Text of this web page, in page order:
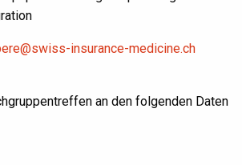
insurance-medicine.ch
an den folgenden Daten